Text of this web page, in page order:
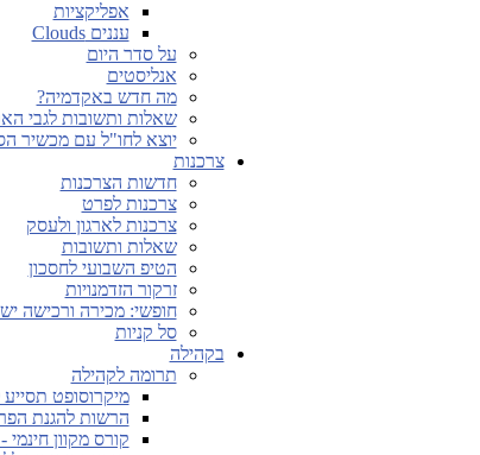
אפליקציות
עננים Clouds
על סדר היום
אנליסטים
מה חדש באקדמיה?
שאלות ותשובות לגבי
יוצא לחו"ל עם מכשיר
צרכנות
חדשות הצרכנות
צרכנות לפרט
צרכנות לארגון ולעסק
שאלות ותשובות
הטיפ השבועי לחסכון
זרקור הזדמנויות
חופשי: מכירה ורכישה
סל קניות
בקהילה
תרומה לקהילה
מיקרוסופט תסייע ל-25 מיליון אנשים ברכישת מיומנויות
הרשות להגנת
קורס מקוון